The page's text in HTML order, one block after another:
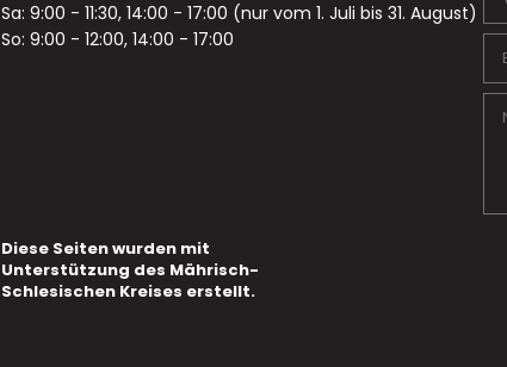
Sa: 9:00 - 11:30, 14:00 - 17:00 (nur vom 1. Juli bis 31. August)
So: 9:00 - 12:00, 14:00 - 17:00
Diese Seiten wurden mit
Unterstützung des Mährisch-
Schlesischen Kreises erstellt.